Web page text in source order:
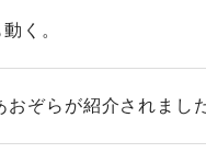
く。
ぞらが紹介されまし